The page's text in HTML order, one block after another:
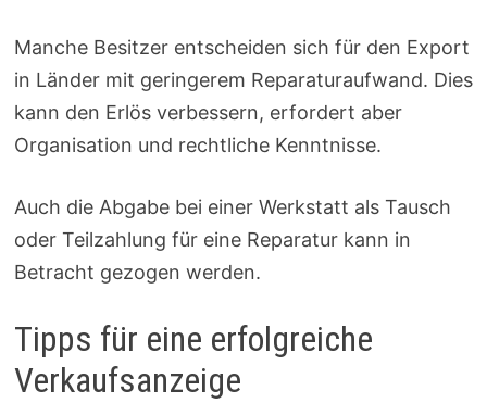
Manche Besitzer entscheiden sich für den Export
in Länder mit geringerem Reparaturaufwand. Dies
kann den Erlös verbessern, erfordert aber
Organisation und rechtliche Kenntnisse.
Auch die Abgabe bei einer Werkstatt als Tausch
oder Teilzahlung für eine Reparatur kann in
Betracht gezogen werden.
Tipps für eine erfolgreiche
Verkaufsanzeige